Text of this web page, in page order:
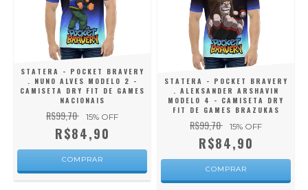
STATERA - POCKET BRAVERY
. NUNO ALVES MODELO 2 -
CAMISETA DRY FIT DE GAMES
NACIONAIS
R$99,70 15% OFF
R$84,90
COMPRAR
STATERA - POCKET BRAVERY
. ALEKSANDER ARSHAVIN
MODELO 4 - CAMISETA DRY
FIT DE GAMES BRAZUKAS
R$99,70 15% OFF
R$84,90
COMPRAR